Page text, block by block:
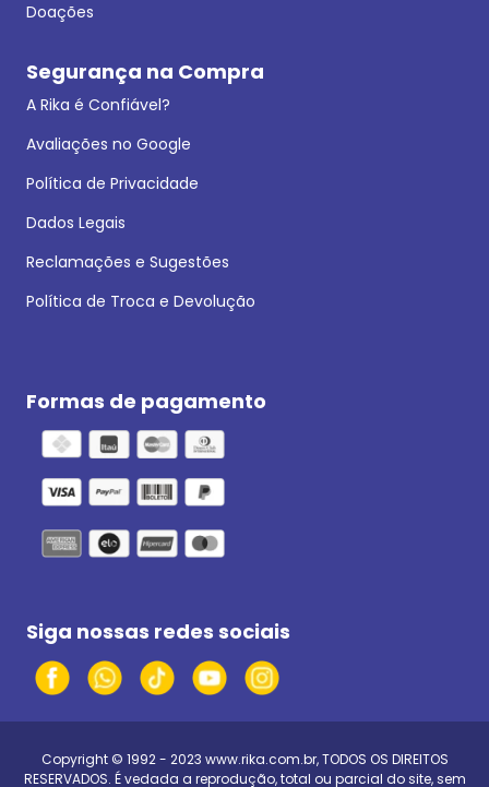
Doações
Segurança na Compra
A Rika é Confiável?
Avaliações no Google
Política de Privacidade
Dados Legais
Reclamações e Sugestões
Política de Troca e Devolução
Formas de pagamento
Siga nossas redes sociais
Copyright © 1992 - 2023 www.rika.com.br, TODOS OS DIREITOS
RESERVADOS. É vedada a reprodução, total ou parcial do site, sem